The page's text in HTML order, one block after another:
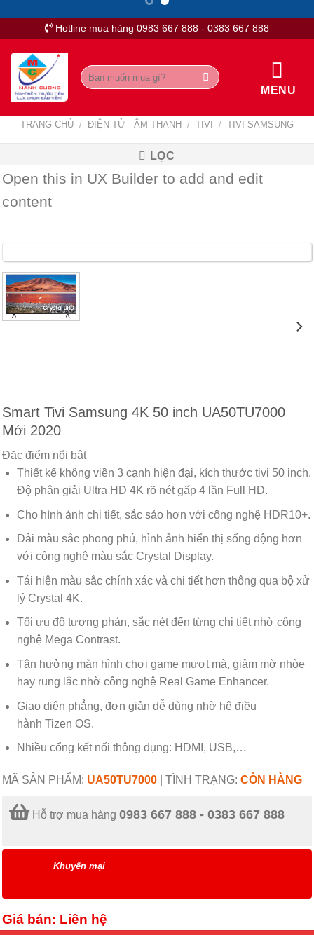
Hotline mua hàng 0983 667 888 - 0383 667 888
Tìm
kiếm:
MENU
TRANG CHỦ / ĐIỆN TỬ - ÂM THANH / TIVI / TIVI SAMSUNG
LỌC
Open this in UX Builder to add and edit
content
Smart Tivi Samsung 4K 50 inch UA50TU7000
Mới 2020
Đặc điểm nổi bật
Thiết kế không viền 3 cạnh hiện đại, kích thước tivi 50 inch.
Độ phân giải Ultra HD 4K rõ nét gấp 4 lần Full HD.
Cho hình ảnh chi tiết, sắc sảo hơn với công nghệ HDR10+.
Dải màu sắc phong phú, hình ảnh hiển thị sống động hơn
với công nghệ màu sắc Crystal Display.
Tái hiện màu sắc chính xác và chi tiết hơn thông qua bộ xử
lý Crystal 4K.
Tối ưu độ tương phản, sắc nét đến từng chi tiết nhờ công
nghệ Mega Contrast.
Tận hưởng màn hình chơi game mượt mà, giảm mờ nhòe
hay rung lắc nhờ công nghệ Real Game Enhancer.
Giao diện phẳng, đơn giản dễ dùng nhờ hệ điều
hành Tizen OS.
Nhiều cổng kết nối thông dụng: HDMI, USB,…
MÃ SẢN PHẨM: UA50TU7000 TÌNH TRẠNG: CÒN HÀNG
Hỗ trợ mua hàng 0983 667 888 - 0383 667 888
Khuyến mại
Giá bán: Liên hệ